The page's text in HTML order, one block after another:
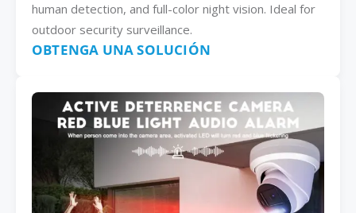
human detection, and full-color night vision. Ideal for
outdoor security surveillance.
OBTENGA UNA SOLUCIÓN